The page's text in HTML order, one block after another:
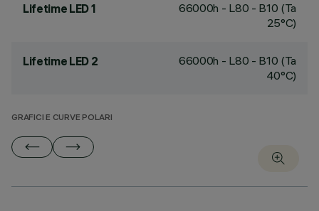
Lifetime LED 1
66000h - L80 - B10 (Ta
25°C)
Lifetime LED 2
66000h - L80 - B10 (Ta
40°C)
GRAFICI E CURVE POLARI